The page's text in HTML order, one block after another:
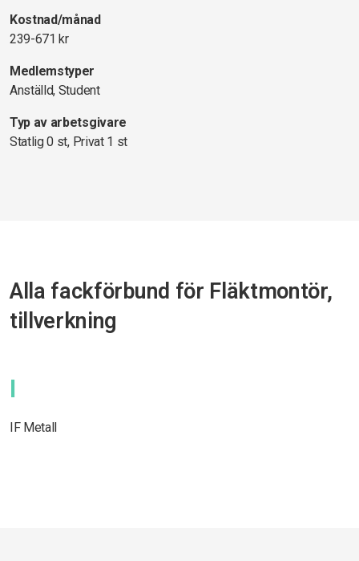
Kostnad/månad
239-671 kr
Medlemstyper
Anställd, Student
Typ av arbetsgivare
Statlig 0 st, Privat 1 st
Alla fackförbund för Fläktmontör,
tillverkning
I
IF Metall